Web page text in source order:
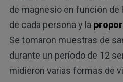
de magnesio en función de
de cada persona y la
Se tomaron muestras de
durante un período de 12
midieron varias formas de